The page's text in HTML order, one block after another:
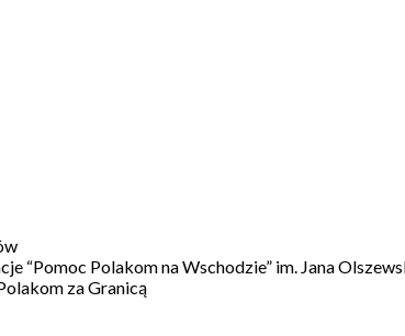
“Pomoc Polakom na Wschodzie” im. Jana
za Granicą